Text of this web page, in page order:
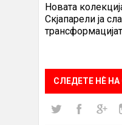
Новата
Скјапарели ја
СЛЕДЕТЕ НÈ